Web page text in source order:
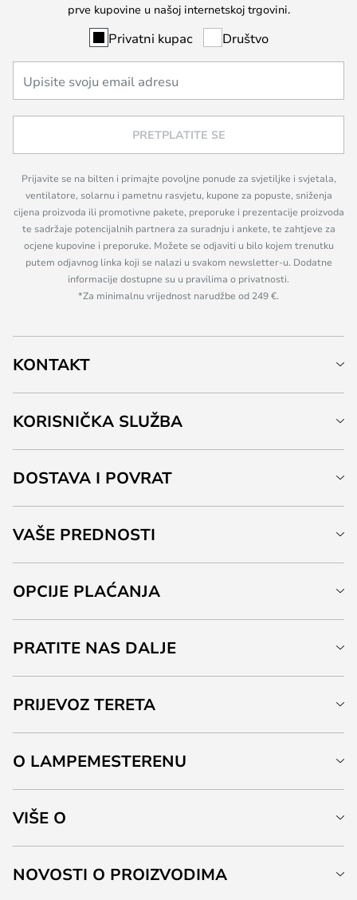
prve kupovine u našoj internetskoj trgovini.
Privatni kupac Društvo
PRETPLATITE SE
Prijavite se na bilten i primajte povoljne ponude za svjetiljke i svjetala,
ventilatore, solarnu i pametnu rasvjetu, kupone za popuste, sniženja
cijena proizvoda ili promotivne pakete, preporuke i prezentacije proizvoda
te sadržaje potencijalnih partnera za suradnju i ankete, te zahtjeve za
ocjene kupovine i preporuke. Možete se odjaviti u bilo kojem trenutku
putem odjavnog linka koji se nalazi u svakom newsletter-u. Dodatne
informacije dostupne su u pravilima o privatnosti.
*Za minimalnu vrijednost narudžbe od 249 €.
KONTAKT
KORISNIČKA SLUŽBA
DOSTAVA I POVRAT
VAŠE PREDNOSTI
OPCIJE PLAĆANJA
PRATITE NAS DALJE
PRIJEVOZ TERETA
O LAMPEMESTERENU
VIŠE O
NOVOSTI O PROIZVODIMA